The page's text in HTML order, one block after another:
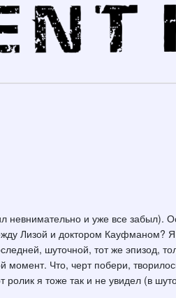
невнимательно и уже все забыл).
Лизой и доктором Кауфманом? Я
шуточной, тот же эпизод,
Что, черт побери,
ролик я тоже так и не увидел (в